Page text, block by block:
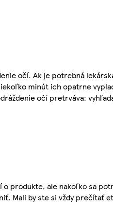
očí. Ak je potrebná
minút ich opatrne
očí pretrváva:
produkte, ale nakoľko sa
Mali by ste si vždy prečítať